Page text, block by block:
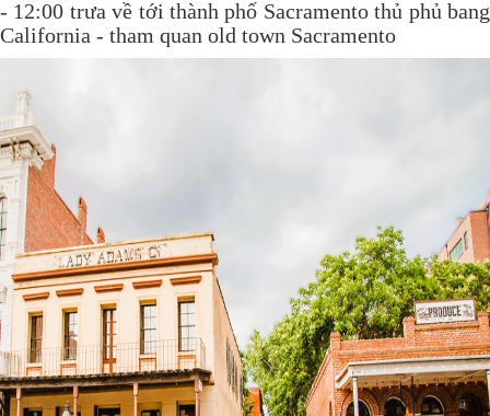
- 12:00 trưa về tới thành phố Sacramento thủ phủ bang
California - tham quan old town Sacramento